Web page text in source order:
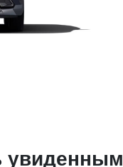
увиденным